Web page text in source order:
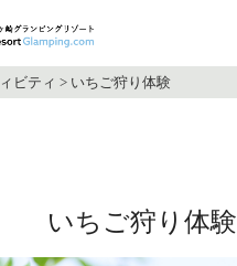
ビティ > いちご狩り体験
いちご狩り体験